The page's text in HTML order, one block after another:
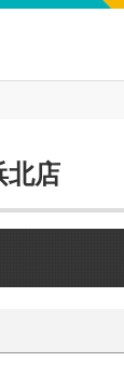
北店